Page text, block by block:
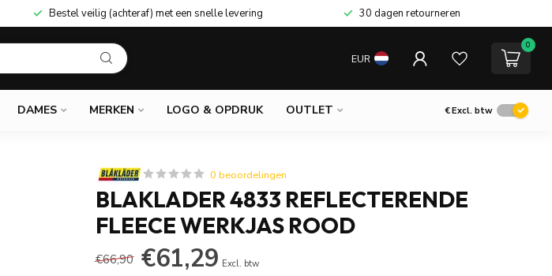
Bestel veilig (achteraf) met een snelle levering 30 dagen retourneren
EUR
0
DAMES MERKEN LOGO & OPDRUK OUTLET €Excl. btw
0 beoordelingen
BLAKLADER 4833 REFLECTERENDE
FLEECE WERKJAS ROOD
€66,90 €61,29 Excl. btw